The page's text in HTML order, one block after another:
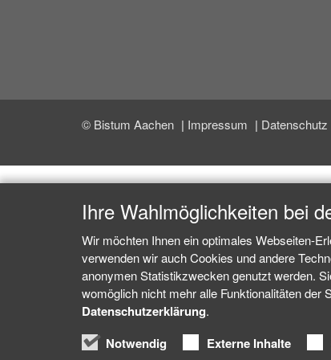
© Bistum Aachen Impressum Datenschutz
Ihre Wahlmöglichkeiten bei
Wir möchten Ihnen ein optimales Webseiten-
verwenden wir auch Cookies und andere
anonymen Statistikzwecken genutzt werden.
womöglich nicht mehr alle Funktionalitäten der
Datenschutzerklärung.
Notwendig Externe Inhalte